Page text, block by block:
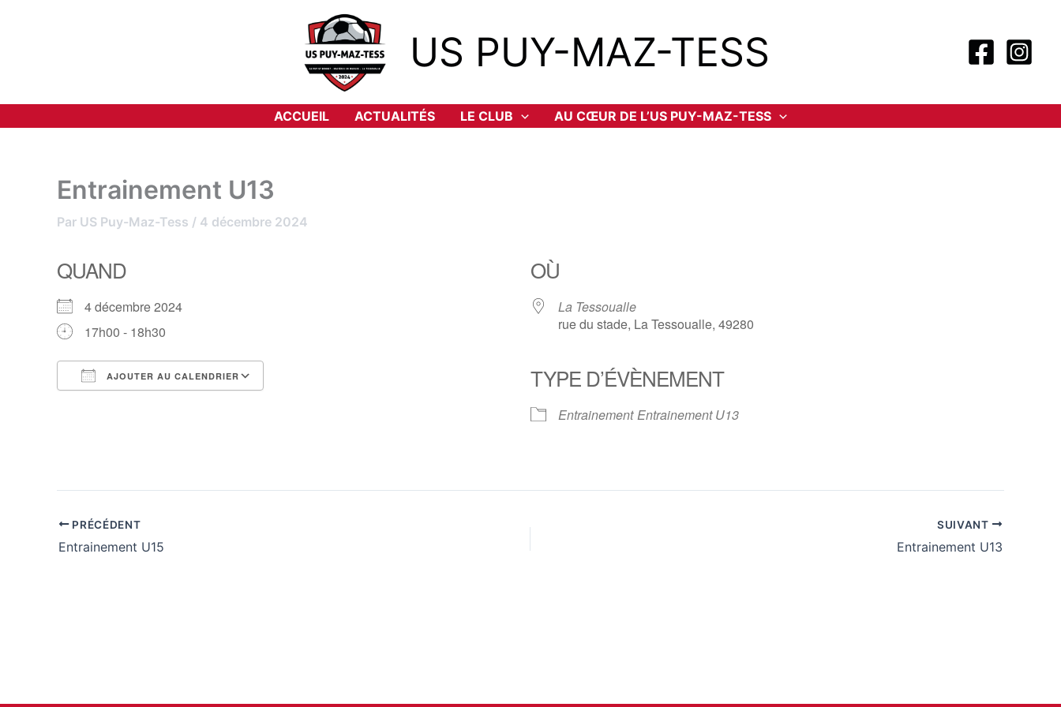
US PUY-MAZ-TESS
ACCUEIL ACTUALITÉS LE CLUB AU CŒUR DE L’US PUY-MAZ-TESS
Entrainement U13
Par US Puy-Maz-Tess / 4 décembre 2024
QUAND
4 décembre 2024
17h00 - 18h30
AJOUTER AU CALENDRIER
OÙ
La Tessoualle
rue du stade, La Tessoualle, 49280
TYPE D’ÉVÈNEMENT
Entrainement Entrainement U13
PRÉCÉDENT
Entrainement U15
SUIVANT
Entrainement U13